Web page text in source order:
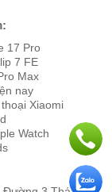
17 Pro
7 FE
Max
nay
Xiaomi
Watch